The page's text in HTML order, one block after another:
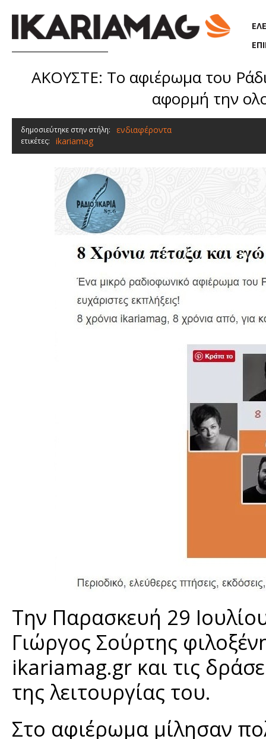
ΑΚΟΥΣΤΕ: Το αφιέρωμα του
αφορμή την
δημοσιεύτηκε στην στήλη: ενδιαφέροντα
ετικέτες: ikariamag
Την Παρασκευή 29
Γιώργος Σούρτης
ikariamag.gr και τις
της λειτουργίας του.
Στο αφιέρωμα μίλησαν